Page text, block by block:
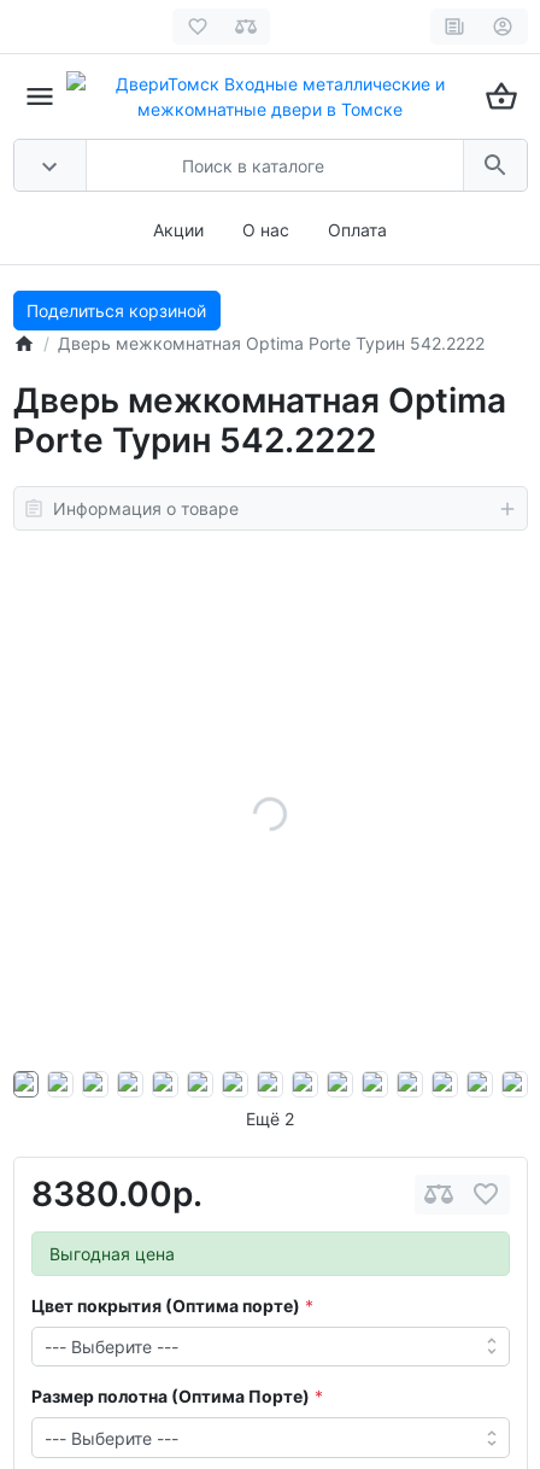
Акции О нас Оплата
Поделиться корзиной
Дверь межкомнатная Optima Porte Турин 542.2222
Дверь межкомнатная Optima
Porte Турин 542.2222
Информация о товаре
Ещё 2
8380.00р.
Выгодная цена
Цвет покрытия (Оптима порте)
Размер полотна (Оптима Порте)